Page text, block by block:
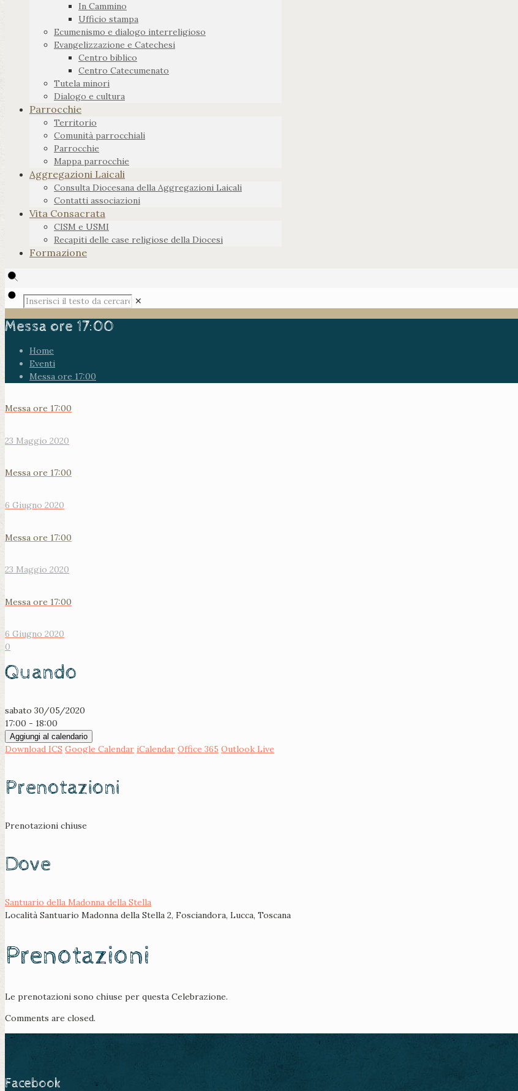
In Cammino
Ufficio stampa
Ecumenismo e dialogo interreligioso
Evangelizzazione e Catechesi
Centro biblico
Centro Catecumenato
Tutela minori
Dialogo e cultura
Parrocchie
Territorio
Comunità parrocchiali
Parrocchie
Mappa parrocchie
Aggregazioni Laicali
Consulta Diocesana della Aggregazioni Laicali
Contatti associazioni
Vita Consacrata
CISM e USMI
Recapiti delle case religiose della Diocesi
Formazione
✕
Messa ore 17:00
Home
Eventi
Messa ore 17:00
Messa ore 17:00
23 Maggio 2020
Messa ore 17:00
6 Giugno 2020
Messa ore 17:00
23 Maggio 2020
Messa ore 17:00
6 Giugno 2020
0
Quando
sabato 30/05/2020
17:00 - 18:00
Aggiungi al calendario
Download ICS Google Calendar iCalendar Office 365 Outlook Live
Prenotazioni
Prenotazioni chiuse
Dove
Santuario della Madonna della Stella
Località Santuario Madonna della Stella 2, Fosciandora, Lucca, Toscana
Prenotazioni
Le prenotazioni sono chiuse per questa Celebrazione.
Comments are closed.
Facebook